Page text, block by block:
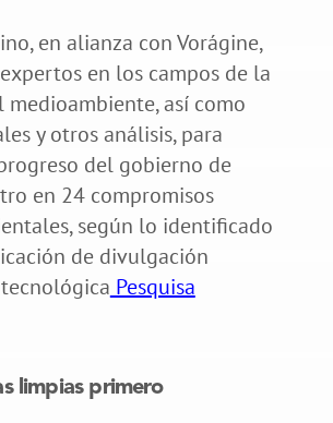
en alianza con Vorágine,
en los campos de la
medioambiente, así como
y otros análisis, para
del gobierno de
en 24 compromisos
según lo identificado
de divulgación
Pesquisa
limpias primero